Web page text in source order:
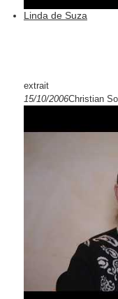
Linda de Suza
extrait
15/10/2006Christian